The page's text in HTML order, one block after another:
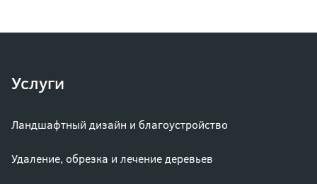
Услуги
Ландшафтный дизайн и благоустройство
Удаление, обрезка и лечение деревьев